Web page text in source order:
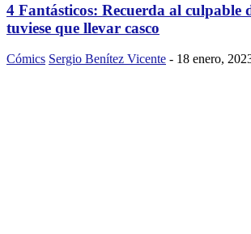
4 Fantásticos: Recuerda al culpable
tuviese que llevar casco
Cómics Sergio Benítez Vicente - 18 enero,